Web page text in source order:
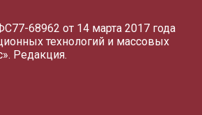
68962 от 14 марта 2017 года
технологий и массовых
Редакция.